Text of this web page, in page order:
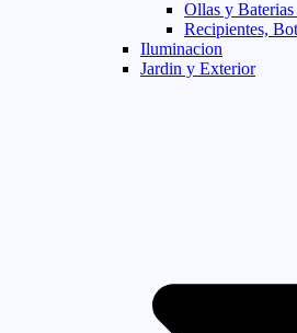
Ollas y
Recipientes,
Iluminacion
Jardin y Exterior